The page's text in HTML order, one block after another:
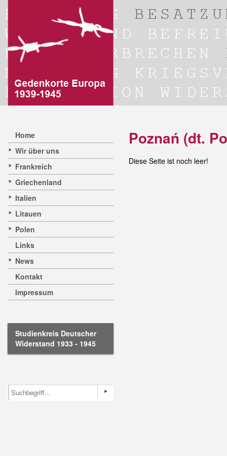
Home
Wir über uns
Frankreich
Griechenland
Italien
Litauen
Polen
Links
News
Kontakt
Impressum
Studienkreis Deutscher
Widerstand 1933 - 1945
Poznań (dt.
Diese Seite ist noch leer!